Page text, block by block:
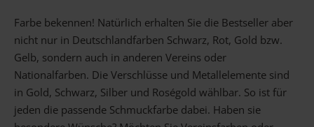
Farbe bekennen! Natürlich erhalten Sie die Bestseller aber
nicht nur in Deutschlandfarben Schwarz, Rot, Gold bzw.
Gelb, sondern auch in anderen Vereins oder
Nationalfarben. Die Verschlüsse und Metallelemente sind
in Gold, Schwarz, Silber und Roségold wählbar. So ist für
jeden die passende Schmuckfarbe dabei. Haben sie